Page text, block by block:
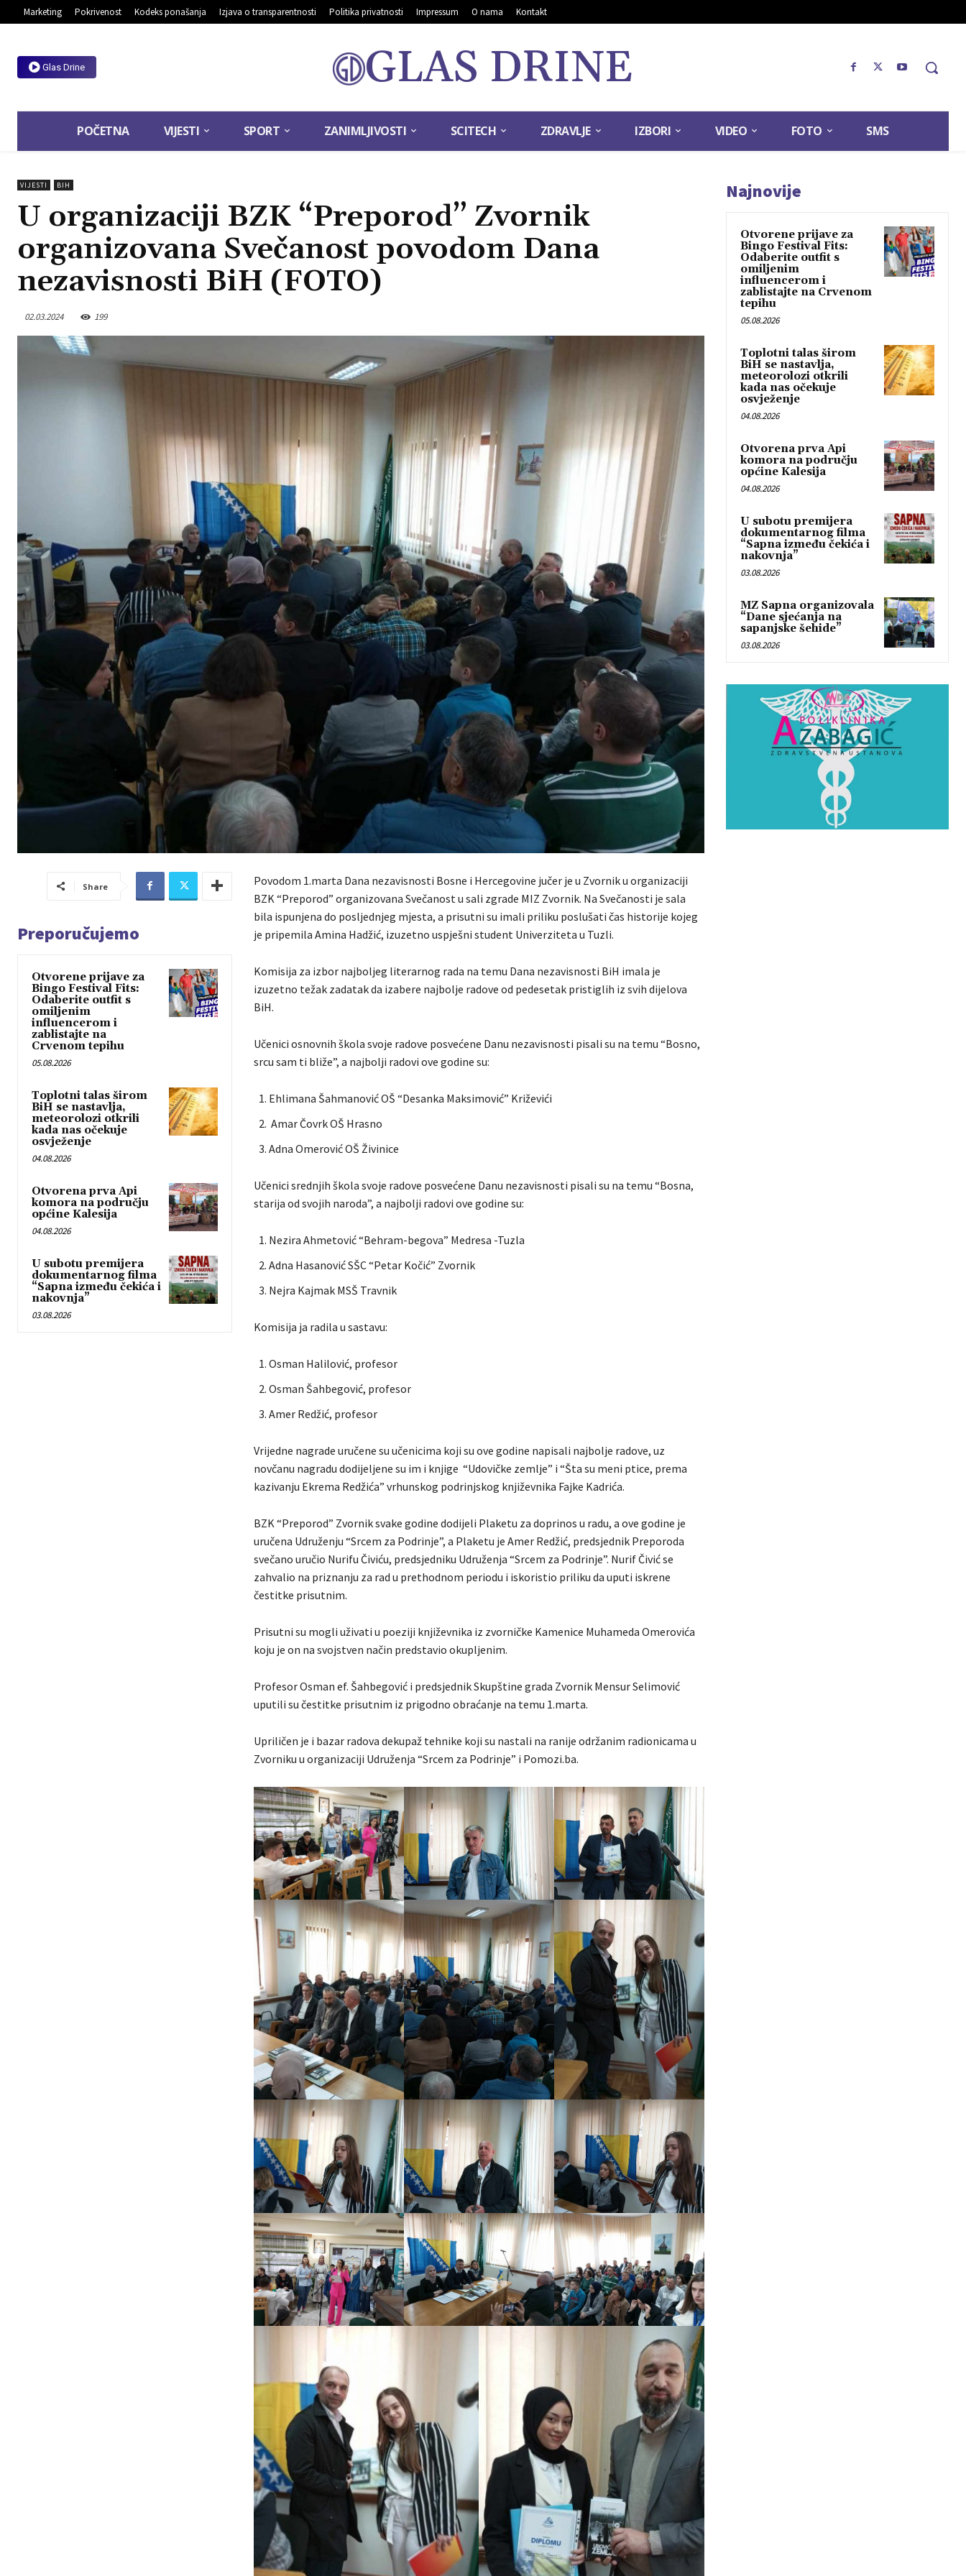
Marketing Pokrivenost Kodeks ponašanja Izjava o transparentnosti Politika privatnosti Impressum O nama Kontakt
Glas Drine GLAS DRINE
POČETNA VIJESTI SPORT ZANIMLJIVOSTI SCITECH ZDRAVLJE IZBORI VIDEO FOTO SMS
VIJESTI BIH
U organizaciji BZK “Preporod” Zvornik
organizovana Svečanost povodom Dana
nezavisnosti BiH (FOTO)
02.03.2024 199
Share
Preporučujemo
Otvorene prijave za
Bingo Festival Fits:
Odaberite outfit s
omiljenim
influencerom i
zablistajte na
Crvenom tepihu
05.08.2026
Toplotni talas širom
BiH se nastavlja,
meteorolozi otkrili
kada nas očekuje
osvježenje
04.08.2026
Otvorena prva Api
komora na području
općine Kalesija
04.08.2026
U subotu premijera
dokumentarnog filma
“Sapna između čekića i
nakovnja”
03.08.2026
Povodom 1.marta Dana nezavisnosti Bosne i Hercegovine jučer je u Zvornik u organizaciji
BZK “Preporod” organizovana Svečanost u sali zgrade MIZ Zvornik. Na Svečanosti je sala
bila ispunjena do posljednjeg mjesta, a prisutni su imali priliku poslušati čas historije kojeg
je pripemila Amina Hadžić, izuzetno uspješni student Univerziteta u Tuzli.
Komisija za izbor najboljeg literarnog rada na temu Dana nezavisnosti BiH imala je
izuzetno težak zadatak da izabere najbolje radove od pedesetak pristiglih iz svih dijelova
BiH.
Učenici osnovnih škola svoje radove posvećene Danu nezavisnosti pisali su na temu “Bosno,
srcu sam ti bliže”, a najbolji radovi ove godine su:
Ehlimana Šahmanović OŠ “Desanka Maksimović” Križevići
Amar Čovrk OŠ Hrasno
Adna Omerović OŠ Živinice
Učenici srednjih škola svoje radove posvećene Danu nezavisnosti pisali su na temu “Bosna,
starija od svojih naroda”, a najbolji radovi ove godine su:
Nezira Ahmetović “Behram-begova” Medresa -Tuzla
Adna Hasanović SŠC “Petar Kočić” Zvornik
Nejra Kajmak MSŠ Travnik
Komisija ja radila u sastavu:
Osman Halilović, profesor
Osman Šahbegović, profesor
Amer Redžić, profesor
Vrijedne nagrade uručene su učenicima koji su ove godine napisali najbolje radove, uz
novčanu nagradu dodijeljene su im i knjige “Udovičke zemlje” i “Šta su meni ptice, prema
kazivanju Ekrema Redžića” vrhunskog podrinjskog književnika Fajke Kadrića.
BZK “Preporod” Zvornik svake godine dodijeli Plaketu za doprinos u radu, a ove godine je
uručena Udruženju “Srcem za Podrinje”, a Plaketu je Amer Redžić, predsjednik Preporoda
svečano uručio Nurifu Čiviću, predsjedniku Udruženja “Srcem za Podrinje”. Nurif Čivić se
zahvalio na priznanju za rad u prethodnom periodu i iskoristio priliku da uputi iskrene
čestitke prisutnim.
Prisutni su mogli uživati u poeziji književnika iz zvorničke Kamenice Muhameda Omerovića
koju je on na svojstven način predstavio okupljenim.
Profesor Osman ef. Šahbegović i predsjednik Skupštine grada Zvornik Mensur Selimović
uputili su čestitke prisutnim iz prigodno obraćanje na temu 1.marta.
Upriličen je i bazar radova dekupaž tehnike koji su nastali na ranije održanim radionicama u
Zvorniku u organizaciji Udruženja “Srcem za Podrinje” i Pomozi.ba.
Najnovije
Otvorene prijave za
Bingo Festival Fits:
Odaberite outfit s
omiljenim
influencerom i
zablistajte na Crvenom
tepihu
05.08.2026
Toplotni talas širom
BiH se nastavlja,
meteorolozi otkrili
kada nas očekuje
osvježenje
04.08.2026
Otvorena prva Api
komora na području
općine Kalesija
04.08.2026
U subotu premijera
dokumentarnog filma
“Sapna između čekića i
nakovnja”
03.08.2026
MZ Sapna organizovala
“Dane sjećanja na
sapanjske šehide”
03.08.2026